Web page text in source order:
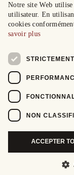
Notre site Web
utilisateur. En
cookies
savoir plus
NON
ACCEPTER